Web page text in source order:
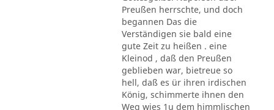
Preußen herrschte, und doch
begannen Das die
Verständigen sie bald eine
gute Zeit zu heißen . eine
Kleinod , daß den Preußen
geblieben war, bietreue so
hell, daß es ür ihren irdischen
König, schimmerte ihnen den
Weg wies 1u dem himmlischen